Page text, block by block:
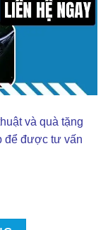
và quà tặng
để được tư vấn
Chất Lượng Tại